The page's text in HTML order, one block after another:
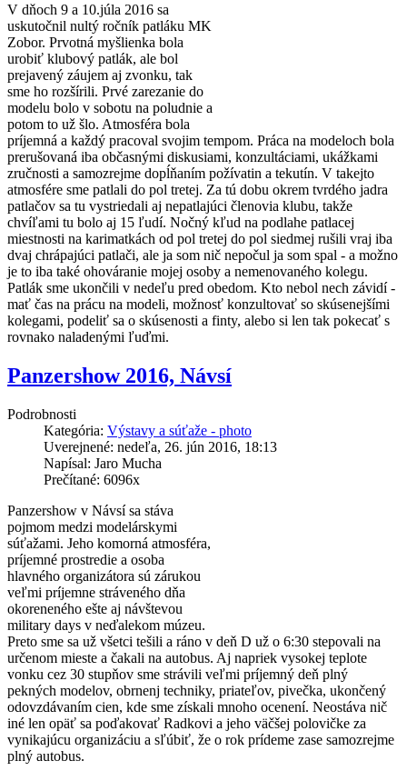
V dňoch 9 a 10.júla 2016 sa
uskutočnil nultý ročník patláku MK
Zobor. Prvotná myšlienka bola
urobiť klubový patlák, ale bol
prejavený záujem aj zvonku, tak
sme ho rozšírili. Prvé zarezanie do
modelu bolo v sobotu na poludnie a
potom to už šlo. Atmosféra bola
príjemná a každý pracoval svojim tempom. Práca na modeloch bola
prerušovaná iba občasnými diskusiami, konzultáciami, ukážkami
zručnosti a samozrejme dopĺňaním požívatin a tekutín. V takejto
atmosfére sme patlali do pol tretej. Za tú dobu okrem tvrdého jadra
patlačov sa tu vystriedali aj nepatlajúci členovia klubu, takže
chvíľami tu bolo aj 15 ľudí. Nočný kľud na podlahe patlacej
miestnosti na karimatkách od pol tretej do pol siedmej rušili vraj iba
dvaj chrápajúci patlači, ale ja som nič nepočul ja som spal - a možno
je to iba také ohováranie mojej osoby a nemenovaného kolegu.
Patlák sme ukončili v nedeľu pred obedom. Kto nebol nech závidí -
mať čas na prácu na modeli, možnosť konzultovať so skúsenejšími
kolegami, podeliť sa o skúsenosti a finty, alebo si len tak pokecať s
rovnako naladenými ľuďmi.
Panzershow 2016, Návsí
Podrobnosti
Kategória: Výstavy a súťaže - photo
Uverejnené: nedeľa, 26. jún 2016, 18:13
Napísal: Jaro Mucha
Prečítané: 6096x
Panzershow v Návsí sa stáva
pojmom medzi modelárskymi
súťažami. Jeho komorná atmosféra,
príjemné prostredie a osoba
hlavného organizátora sú zárukou
veľmi príjemne stráveného dňa
okoreneného ešte aj návštevou
military days v neďalekom múzeu.
Preto sme sa už všetci tešili a ráno v deň D už o 6:30 stepovali na
určenom mieste a čakali na autobus. Aj napriek vysokej teplote
vonku cez 30 stupňov sme strávili veľmi príjemný deň plný
pekných modelov, obrnenj techniky, priateľov, pivečka, ukončený
odovzdávaním cien, kde sme získali mnoho ocenení. Neostáva nič
iné len opäť sa poďakovať Radkovi a jeho väčšej polovičke za
vynikajúcu organizáciu a sľúbiť, že o rok prídeme zase samozrejme
plný autobus.